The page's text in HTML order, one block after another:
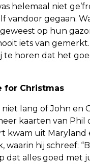
helemaal niet
vandoor gegaan.
op hun
iets van
te horen dat het
for Christmas
lang of John en
kaarten van Phil
kwam uit Maryland
waarin hij schreef:
dat alles goed met